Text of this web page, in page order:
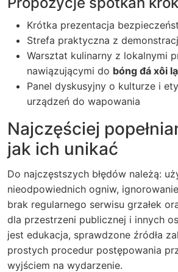
Krótka prezentacja
Strefa praktyczna z
Warsztat kulinarny z lokalnymi
nawiązującymi do bóng đá xôi
Panel dyskusyjny o kulturze i
urządzeń do wapowania
Najczęściej
jak ich unikać
Do najczęstszych błędów należą:
nieodpowiednich ogniw,
brak regularnego serwisu grzałek
dla przestrzeni publicznej i innych
jest edukacja, sprawdzone źródła
prostych procedur postępowania
wyjściem na wydarzenie.